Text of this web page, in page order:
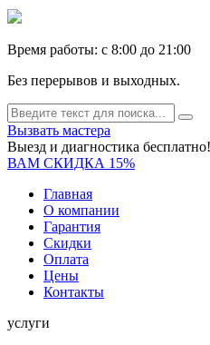
Время работы: c 8:00 до 21:00
Без перерывов и выходных.
Вызвать мастера
Выезд и диагностика бесплатно!
ВАМ СКИДКА 15%
Главная
О компании
Гарантия
Скидки
Оплата
Цены
Контакты
услуги